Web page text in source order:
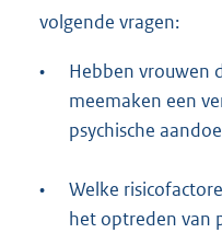
volgende vragen:
•
Hebben vrouwen
meemaken een
psychische
•
Welke
het optreden van